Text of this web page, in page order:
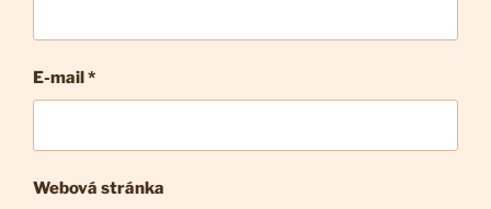
E-mail*
Webová stránka